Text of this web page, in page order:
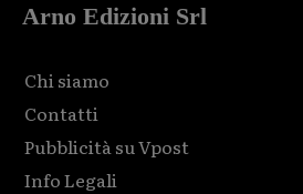
Arno Edizioni Srl
Chi siamo
Contatti
Pubblicità su Vpost
Info Legali